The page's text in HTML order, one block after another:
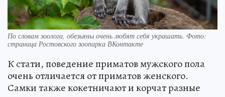
По словам зоолога, обезьяны очень любят себя украшать. Фото:
страница Ростовского зоопарка ВКонтакте
К стати, поведение приматов мужского пола
очень отличается от приматов женского.
Самки также кокетничают и корчат разные